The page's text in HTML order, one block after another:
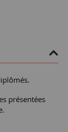
présentées